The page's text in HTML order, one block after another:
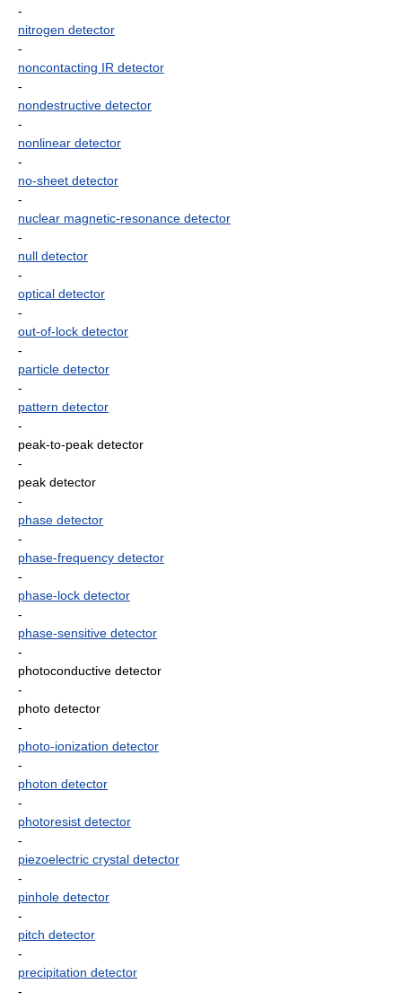
-
nitrogen detector
-
noncontacting IR detector
-
nondestructive detector
-
nonlinear detector
-
no-sheet detector
-
nuclear magnetic-resonance detector
-
null detector
-
optical detector
-
out-of-lock detector
-
particle detector
-
pattern detector
-
peak-to-peak detector
-
peak detector
-
phase detector
-
phase-frequency detector
-
phase-lock detector
-
phase-sensitive detector
-
photoconductive detector
-
photo detector
-
photo-ionization detector
-
photon detector
-
photoresist detector
-
piezoelectric crystal detector
-
pinhole detector
-
pitch detector
-
precipitation detector
-